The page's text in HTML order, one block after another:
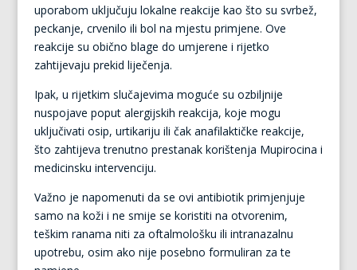
uporabom uključuju lokalne reakcije kao što su svrbež,
peckanje, crvenilo ili bol na mjestu primjene. Ove
reakcije su obično blage do umjerene i rijetko
zahtijevaju prekid liječenja.
Ipak, u rijetkim slučajevima moguće su ozbiljnije
nuspojave poput alergijskih reakcija, koje mogu
uključivati osip, urtikariju ili čak anafilaktičke reakcije,
što zahtijeva trenutno prestanak korištenja Mupirocina i
medicinsku intervenciju.
Važno je napomenuti da se ovi antibiotik primjenjuje
samo na koži i ne smije se koristiti na otvorenim,
teškim ranama niti za oftalmološku ili intranazalnu
upotrebu, osim ako nije posebno formuliran za te